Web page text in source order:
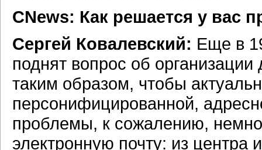
CNews: Как решается у вас
Сергей Ковалевский: Еще в
поднят вопрос об
таким образом, чтобы
персонифицированной,
проблемы, к сожалению,
электронную почту: из